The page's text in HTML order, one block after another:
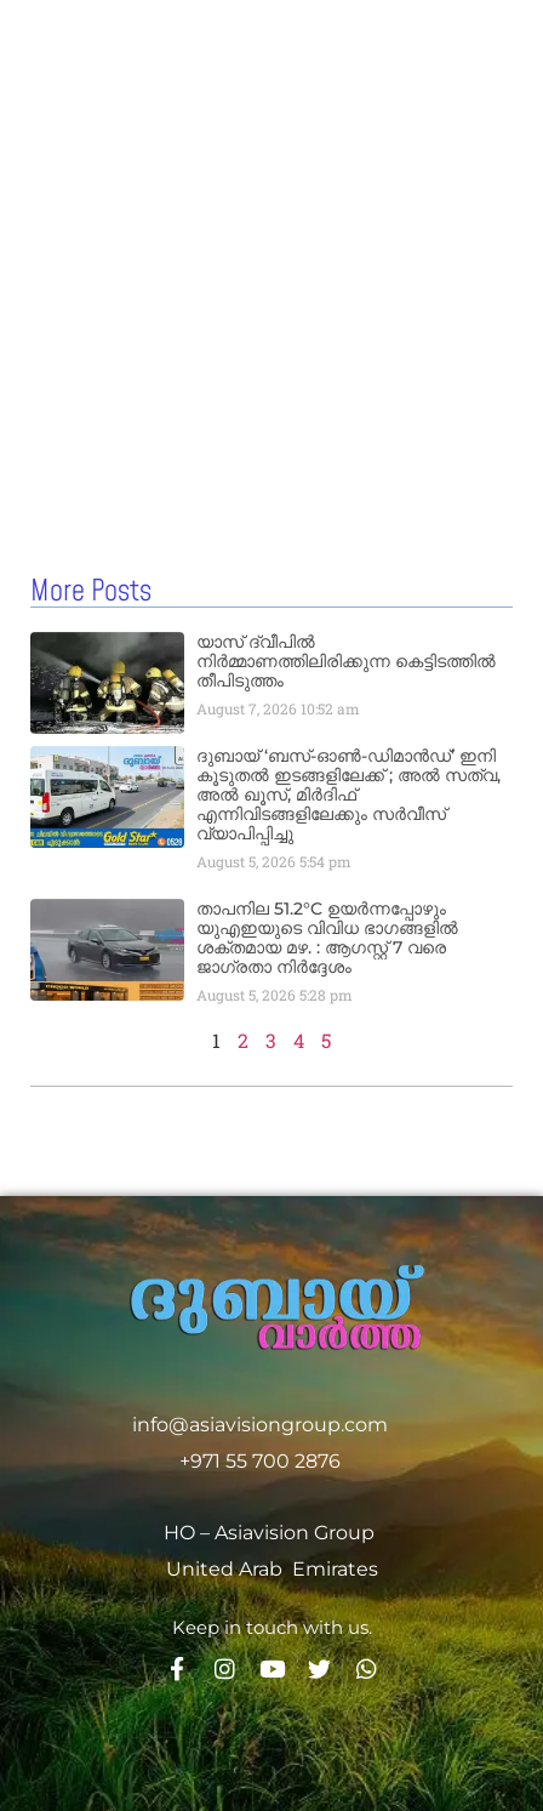
More Posts
യാസ് ദ്വീപിൽ
നിർമ്മാണത്തിലിരിക്കുന്ന കെട്ടിടത്തിൽ
തീപിടുത്തം
August 7, 2026 10:52 am
ദുബായ് ‘ബസ്-ഓൺ-ഡിമാൻഡ്’ ഇനി
കൂടുതൽ ഇടങ്ങളിലേക്ക് ; അൽ സത്വ,
അൽ ഖൂസ്, മിർദിഫ്
എന്നിവിടങ്ങളിലേക്കും സർവീസ്
വ്യാപിപ്പിച്ചു
August 5, 20265:54 pm
താപനില 51.2°C ഉയർന്നപ്പോഴും
യുഎഇയുടെ വിവിധ ഭാഗങ്ങളിൽ
ശക്തമായ മഴ. : ആഗസ്റ്റ് 7 വരെ
ജാഗ്രതാ നിർദ്ദേശം
August 5, 20265:28 pm
1 2 3 4 5
info@asiavisiongroup.com
+971 55 700 2876
HO – Asiavision Group
United Arab Emirates
Keep in touch with us.